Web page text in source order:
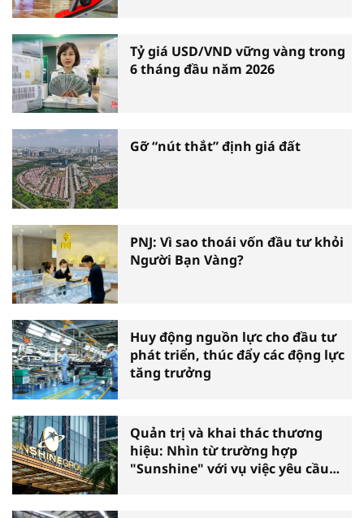
Tỷ giá USD/VND vững vàng trong
6 tháng đầu năm 2026
Gỡ “nút thắt” định giá đất
PNJ: Vì sao thoái vốn đầu tư khỏi
Người Bạn Vàng?
Huy động nguồn lực cho đầu tư
phát triển, thúc đẩy các động lực
tăng trưởng
Quản trị và khai thác thương
hiệu: Nhìn từ trường hợp
"Sunshine" với vụ việc yêu cầu